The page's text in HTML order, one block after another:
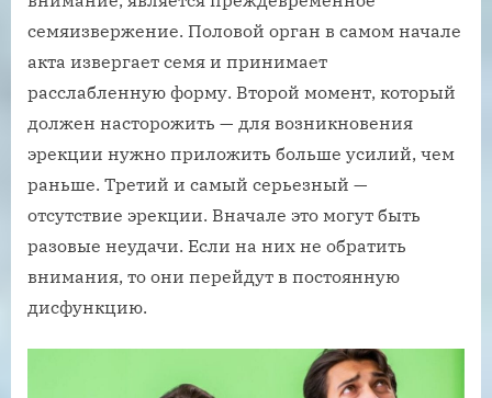
семяизвержение. Половой орган в самом начале
акта извергает семя и принимает
расслабленную форму. Второй момент, который
должен насторожить — для возникновения
эрекции нужно приложить больше усилий, чем
раньше. Третий и самый серьезный —
отсутствие эрекции. Вначале это могут быть
разовые неудачи. Если на них не обратить
внимания, то они перейдут в постоянную
дисфункцию.